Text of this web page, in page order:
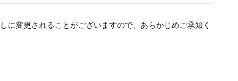
変更されることがございますので、あらかじめご承知く